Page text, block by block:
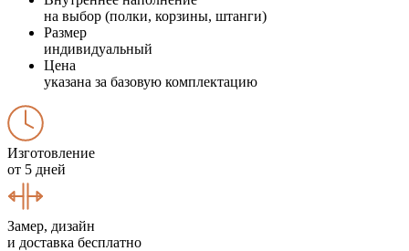
на выбор (полки, корзины, штанги)
Размер
индивидуальный
Цена
указана за базовую комплектацию
Изготовление
от 5 дней
Замер, дизайн
и доставка бесплатно